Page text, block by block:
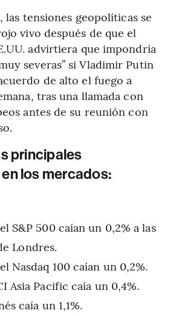
las tensiones geopolíticas se
vivo después de que el
advirtiera que impondría
severas” si Vladimir Putin
de alto el fuego a
tras una llamada con
antes de su reunión con
principales
los mercados:
S&P 500 caían un 0,2% a las
Londres.
Nasdaq 100 caían un 0,2%.
Asia Pacific caía un 0,4%.
caía un 1,1%.